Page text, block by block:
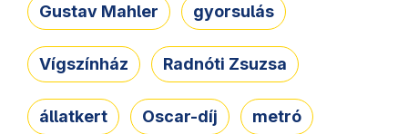
Gustav Mahler gyorsulás
Vígszínház Radnóti Zsuzsa
állatkert Oscar-díj metró